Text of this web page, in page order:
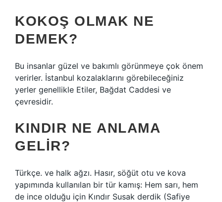
KOKOŞ OLMAK NE
DEMEK?
Bu insanlar güzel ve bakımlı görünmeye çok önem
verirler. İstanbul kozalaklarını görebileceğiniz
yerler genellikle Etiler, Bağdat Caddesi ve
çevresidir.
KINDIR NE ANLAMA
GELIR?
Türkçe. ve halk ağzı. Hasır, söğüt otu ve kova
yapımında kullanılan bir tür kamış: Hem sarı, hem
de ince olduğu için Kındır Susak derdik (Safiye